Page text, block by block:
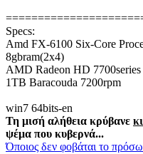
Specs:
Αmd FX-6100 Six-Core
8gbram(2x4)
ΑΜD Radeon HD 7700series
1TB Baracouda 7200rpm
win7 64bits-en
Τη μισή αλήθεια κρύβανε
ψέμα που κυβερνά...
Όποιος δεν φοβάται το